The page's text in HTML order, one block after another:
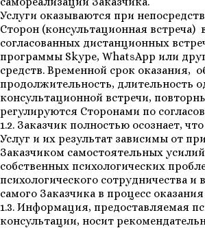
Услуги оказываются при
Сторон (консультационная встреча)
согласованных дистанционных
программы Skype, WhatsApp или
средств. Временной срок оказания,
продолжительность, длительность
консультационной встречи,
регулируются Сторонами по
1.2. Заказчик полностью осознает,
Услуг и их результат зависимы от
Заказчиком самостоятельных
собственных психологических
психологического сотрудничества и
самого Заказчика в процесс оказания
1.3. Информация, предоставляемая
консультации, носит